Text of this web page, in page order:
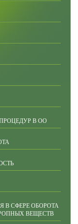
В ОО
В СФЕРЕ ОБОРОТА
ВЕЩЕСТВ